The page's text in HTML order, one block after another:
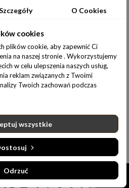
Informacje dodatkowe
O Cookies
cookies
plików cookie, aby zapewnić Ci
na naszej stronie . Wykorzystujemy
w celu ulepszenia naszych usług,
reklam związanych z Twoimi
Twoich zachowań podczas
Odrzuć
wszystkie